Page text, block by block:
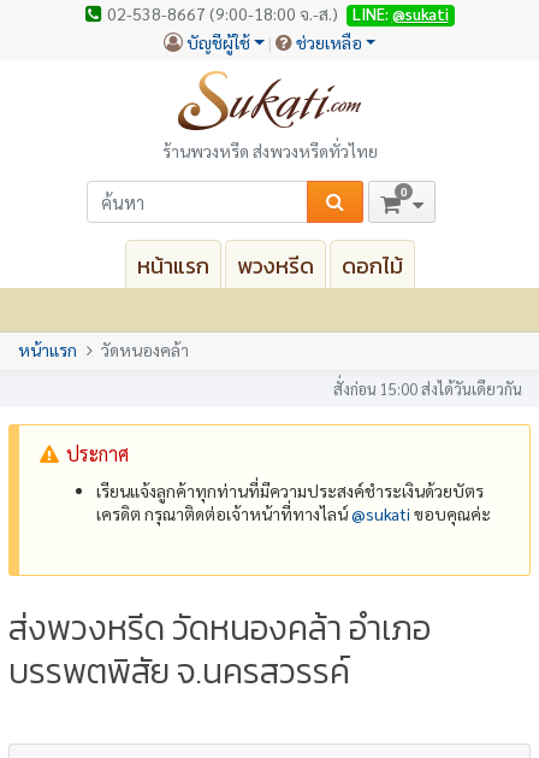
02-538-8667 (9:00-18:00 จ.-ส.) LINE: @sukati
บัญชีผู้ใช้ ช่วยเหลือ
ร้านพวงหรีด ส่งพวงหรีดทั่วไทย
0
หน้าแรก พวงหรีด ดอกไม้
หน้าแรก วัดหนองคล้า
สั่งก่อน 15:00 ส่งได้วันเดียวกัน
ประกาศ
เรียนแจ้งลูกค้าทุกท่านที่มีความประสงค์ชำระเงินด้วยบัตร
เครดิต กรุณาติดต่อเจ้าหน้าที่ทางไลน์@‌sukati ขอบคุณค่ะ
ส่งพวงหรีด วัดหนองคล้า อำเภอ
บรรพตพิสัย จ.นครสวรรค์